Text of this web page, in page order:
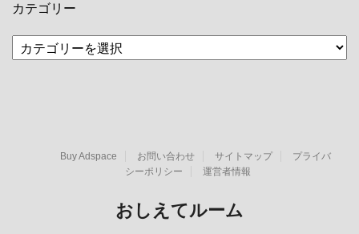
カテゴリー
テ
Buy Adspace お問い合わせ サイトマップ
プライバ
シーポリシー
運営者情報
おしえてルーム